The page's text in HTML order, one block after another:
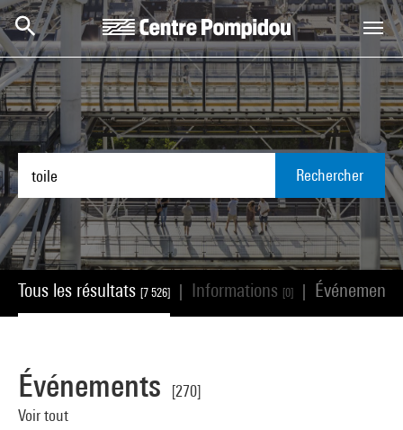
Aller au contenu principal
Centre Pompidou
Rechercher
Tous les résultats [7 526] Informations [0] Événements
Événements
[270]
Voir tout